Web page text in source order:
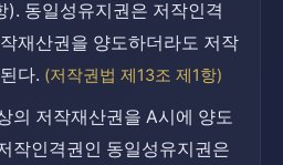
). 동일성유지권은 저작인격
재산권을 양도하더라도 저작
다. (저작권법 제13조 제1항)
의 저작재산권을 A시에 양도
작인격권인 동일성유지권은